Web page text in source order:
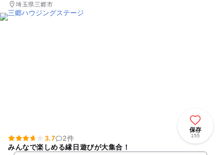
埼玉県三郷市
保存
155
3.7
2件
みんなで楽しめる縁日遊びが大集合！